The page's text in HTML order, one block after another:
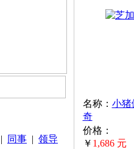
| 同事 | 领导
名称： 小猪
奇
价格：
￥ 1,686 元